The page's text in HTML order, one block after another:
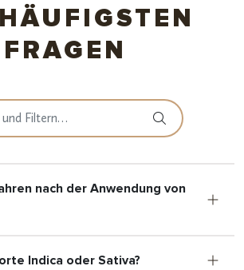
FRAGEN
nach der Anwendung von
Indica oder Sativa?